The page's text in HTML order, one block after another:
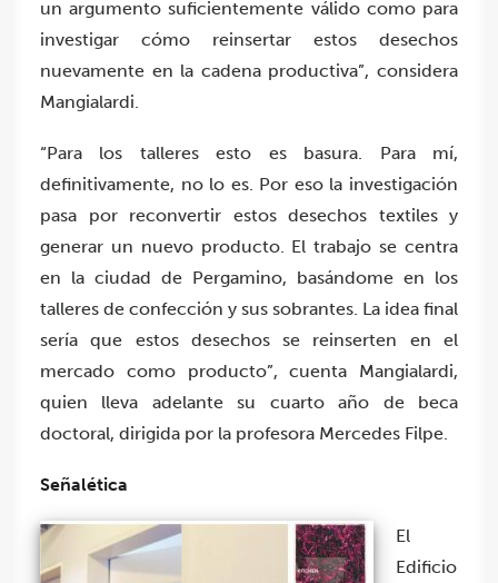
un argumento suficientemente válido como para
investigar cómo reinsertar estos desechos
nuevamente en la cadena productiva”, considera
Mangialardi.
“Para los talleres esto es basura. Para mí,
definitivamente, no lo es. Por eso la investigación
pasa por reconvertir estos desechos textiles y
generar un nuevo producto. El trabajo se centra
en la ciudad de Pergamino, basándome en los
talleres de confección y sus sobrantes. La idea final
sería que estos desechos se reinserten en el
mercado como producto”, cuenta Mangialardi,
quien lleva adelante su cuarto año de beca
doctoral, dirigida por la profesora Mercedes Filpe.
Señalética
El
Edificio